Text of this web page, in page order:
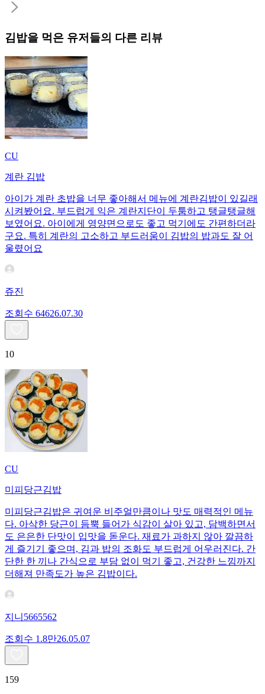
김밥을 먹은 유저들의 다른 리뷰
CU
계란 김밥
아이가 계란 초밥을 너무 좋아해서 메뉴에 계란김밥이 있길래
시켜봤어요. 부드럽게 익은 계란지단이 두툼하고 탱글탱글해
보였어요. 아이에게 영양면으로도 좋고 먹기에도 간편하더라
구요. 특히 계란의 고소하고 부드러움이 김밥의 밥과도 잘 어
울렸어요
쥬진
조회수 64626.07.30
10
CU
미피당근김밥
미피당근김밥은 귀여운 비주얼만큼이나 맛도 매력적인 메뉴
다. 아삭한 당근이 듬뿍 들어가 식감이 살아 있고, 담백하면서
도 은은한 단맛이 입맛을 돋운다. 재료가 과하지 않아 깔끔하
게 즐기기 좋으며, 김과 밥의 조화도 부드럽게 어우러진다. 간
단한 한 끼나 간식으로 부담 없이 먹기 좋고, 건강한 느낌까지
더해져 만족도가 높은 김밥이다.
지니5665562
조회수 1.8만26.05.07
159